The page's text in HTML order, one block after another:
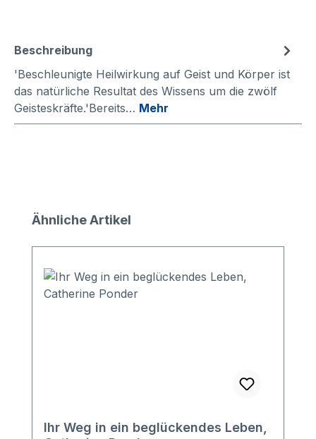
Beschreibung
'Beschleunigte Heilwirkung auf Geist und Körper ist
das natürliche Resultat des Wissens um die zwölf
Geisteskräfte.'Bereits… Mehr
Produktgalerie überspringen
Ähnliche Artikel
Ihr Weg in ein beglückendes Leben,